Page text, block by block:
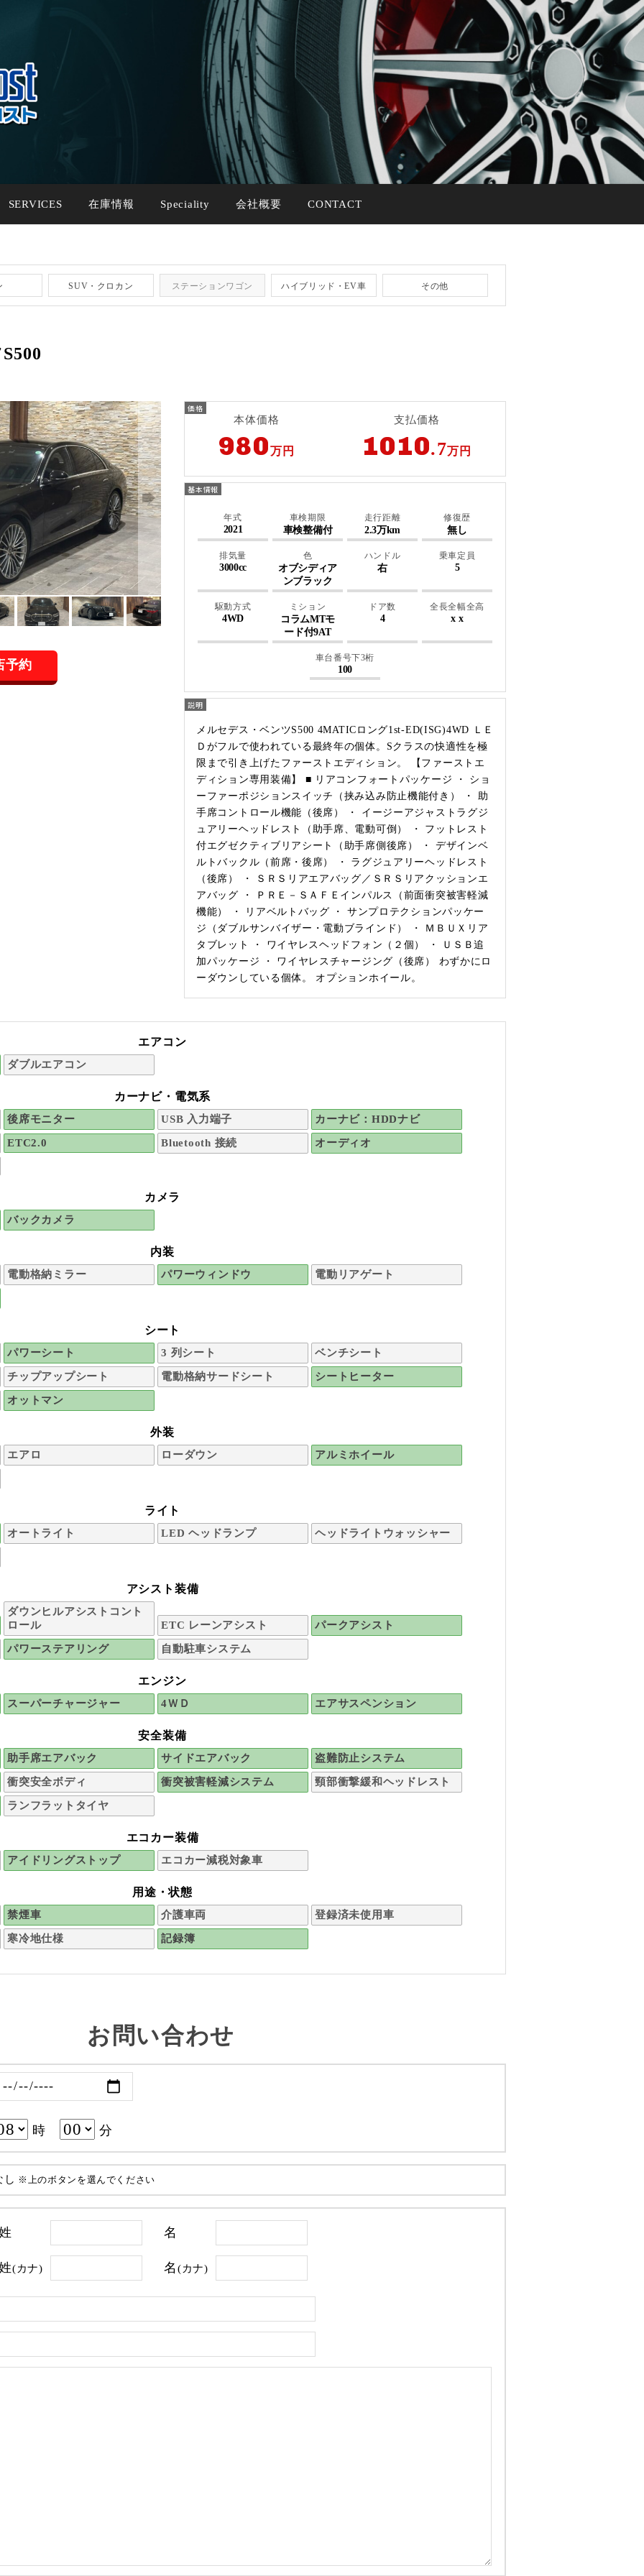
SERVICES 在庫情報 Speciality 会社概要 CONTACT
SUV・クロカン ステーションワゴン ハイブリッド・EV車 その他
予約
本体価格
980万円
支払価格
1010.7万円
年式
2021
車検期限
車検整備付
走行距離
2.3万km
修復歴
無し
排気量
3000cc
色
オブシディア
ンブラック
ハンドル
右
乗車定員
5
駆動方式
4WD
ミション
コラムMTモ
ード付9AT
ドア数
4
全長全幅全高
x x
車台番号下3桁
100
メルセデス・ベンツS500 4MATICロング1st-ED(ISG)4WD ＬＥ
Ｄがフルで使われている最終年の個体。Sクラスの快適性を極
限まで引き上げたファーストエディション。 【ファーストエ
ディション専用装備】 ■ リアコンフォートパッケージ ・ ショ
ーファーポジションスイッチ（挟み込み防止機能付き） ・ 助
手席コントロール機能（後席） ・ イージーアジャストラグジ
ュアリーヘッドレスト（助手席、電動可倒） ・ フットレスト
付エグゼクティブリアシート（助手席側後席） ・ デザインベ
ルトバックル（前席・後席） ・ ラグジュアリーヘッドレスト
（後席） ・ ＳＲＳリアエアバッグ／ＳＲＳリアクッションエ
アバッグ ・ ＰＲＥ－ＳＡＦＥインパルス（前面衝突被害軽減
機能） ・ リアベルトバッグ ・ サンプロテクションパッケー
ジ（ダブルサンバイザー・電動ブラインド） ・ ＭＢＵＸリア
タブレット ・ ワイヤレスヘッドフォン（２個） ・ ＵＳＢ追
加パッケージ ・ ワイヤレスチャージング（後席） わずかにロ
ーダウンしている個体。 オプションホイール。
エアコン
ダブルエアコン
カーナビ・電気系
後席モニター USB 入力端子 カーナビ：HDDナビ
ETC2.0 Bluetooth 接続 オーディオ
カメラ
バックカメラ
内装
電動格納ミラー パワーウィンドウ 電動リアゲート
シート
パワーシート 3 列シート ベンチシート
チップアップシート 電動格納サードシート シートヒーター
オットマン
外装
エアロ ローダウン アルミホイール
ライト
オートライト LED ヘッドランプ ヘッドライトウォッシャー
アシスト装備
ダウンヒルアシストコント
ロール
ETC レーンアシスト パークアシスト
パワーステアリング 自動駐車システム
エンジン
スーパーチャージャー 4ＷＤ エアサスペンション
安全装備
助手席エアバック サイドエアバック 盗難防止システム
衝突安全ボディ 衝突被害軽減システム 頸部衝撃緩和ヘッドレスト
ランフラットタイヤ
エコカー装備
アイドリングストップ エコカー減税対象車
用途・状態
禁煙車 介護車両 登録済未使用車
寒冷地仕様 記録簿
お問い合わせ
時 分
し ※上のボタンを選んでください
名
(カナ) 名 (カナ)